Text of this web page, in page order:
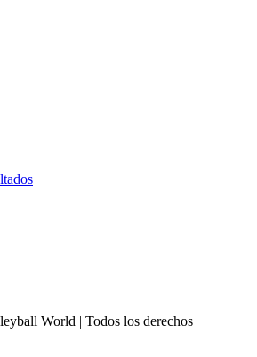
World | Todos los derechos